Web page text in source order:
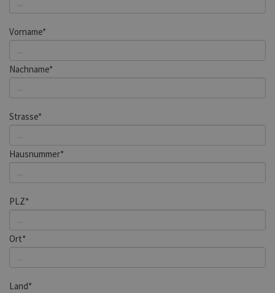
Vorname*
Nachname*
Strasse*
Hausnummer*
PLZ*
Ort*
Land*